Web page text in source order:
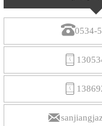
0534-


